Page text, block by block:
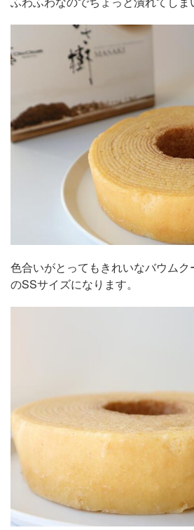
色合いがとってもきれいなバウム
のSSサイズになります。